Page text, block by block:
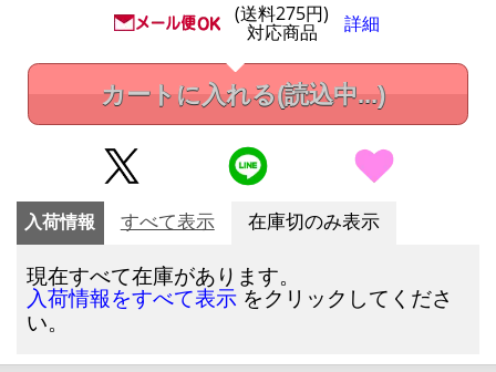
(送料275円)
対応商品 詳細
カートに入れる(読込中...)
入荷情報 すべて表示 在庫切のみ表示
現在すべて在庫があります。
入荷情報をすべて表示 をクリックしてくださ
い。